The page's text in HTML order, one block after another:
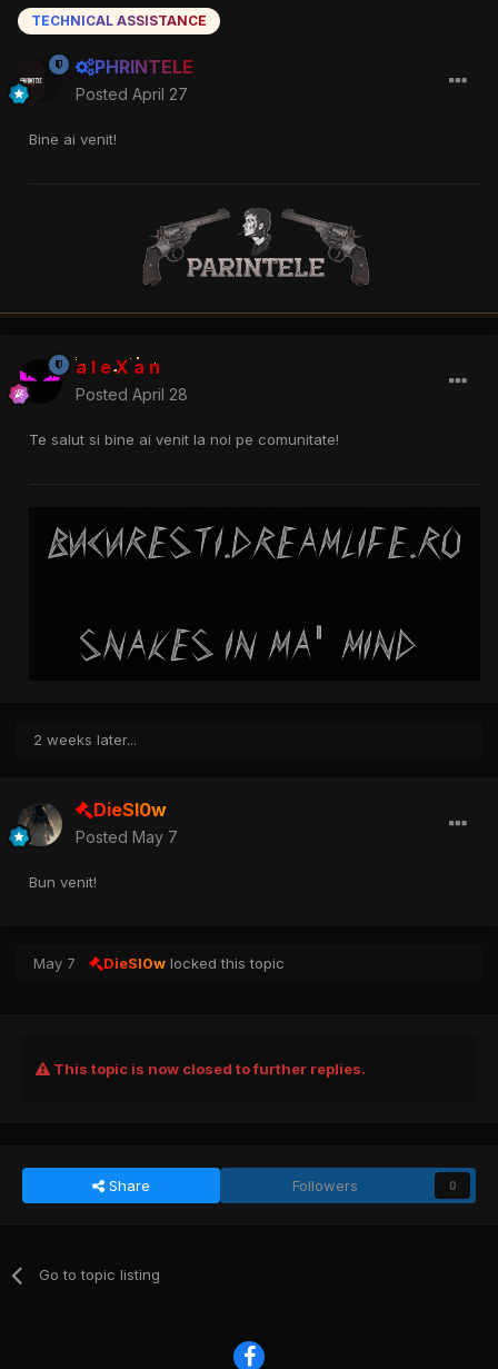
TECHNICAL ASSISTANCE
PHRINTELE
Posted April 27
Bine ai venit!
a l e X a n
Posted April 28
Te salut si bine ai venit la noi pe comunitate!
2 weeks later...
DieSl0w
Posted May 7
Bun venit!
May 7 DieSl0w locked this topic
This topic is now closed to further replies.
Share Followers 0
Go to topic listing